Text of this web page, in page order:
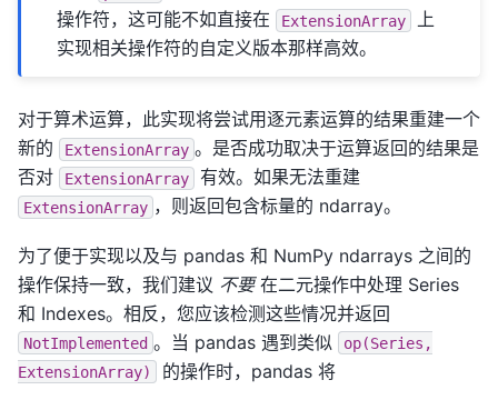
操作符，这可能不如直接在
ExtensionArray
上
实现相关操作符的自定义版本那样高效。
对于算术运算，此实现将尝试用逐元素运算的结果重建一个
新的
ExtensionArray 。是否成功取决于运算返回的结果是
否对
ExtensionArray 有效。如果无法重建
ExtensionArray ，则返回包含标量的 ndarray。
为了便于实现以及与 pandas 和 NumPy ndarrays 之间的
操作保持一致，我们建议 不要在二元操作中处理 Series
和 Indexes。相反，您应该检测这些情况并返回
NotImplemented 。当 pandas 遇到类似
op(Series,
ExtensionArray)
的操作时，pandas 将